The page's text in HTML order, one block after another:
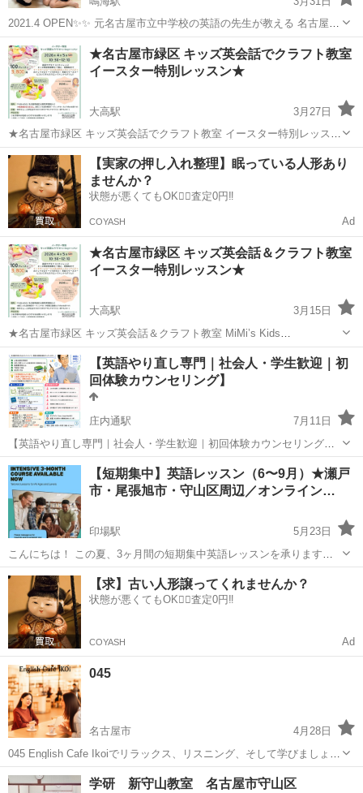
2021.4 OPEN✨✨ 元名古屋市立中学校の英語の先生が教える 名古屋市
緑区のアットホームな英語教室 I's ENGLISH HOUSE です🏡 ＝＝＝＝
＝＝＝＝ 【現在募集中📣】 ⁡・中学生...
愛知 名古屋市 鳴海駅 英語/基礎英語 英語教室
★名古屋市緑区 キッズ英会話でクラフト教室
イースター特別レッスン★
大高駅
3月27日
★名古屋市緑区 キッズ英会話でクラフト教室 イースター特別レッスン
★ この春、名古屋市緑区こども造形教室ダ・ヴィンチ内にて開講！ キ
ッズ英会話＆クラフト教室MiMi’s Kids English&Craftのイースター...
愛知 名古屋市 大高駅 英語/基礎英語
【実家の押し入れ整理】眠っている人形あり
ませんか？
状態が悪くてもOK🙆‍♀️査定0円‼️
COYASH Ad
★名古屋市緑区 キッズ英会話＆クラフト教室
イースター特別レッスン★
大高駅
3月15日
★名古屋市緑区 キッズ英会話＆クラフト教室 MiMi’s Kids
English&Craft★ 名古屋市緑区こども造形教室ダ・ヴィンチ内にて開
講！ キッズ英会話＆クラフト教室MiMi’s Kids English&C...
愛知 名古屋市 大高駅 英語/基礎英語 クラフト
【英語やり直し専門｜社会人・学生歓迎｜初
回体験カウンセリング】
庄内通駅
7月11日
【英語やり直し専門｜社会人・学生歓迎｜初回体験カウンセリング】
こんにちは。英語講師の中村仁之（ひとし）です。 名古屋市内または
オンラインで、英語の個別指導を行っています。 ✔ 上智大英文学科卒
✔ UCL ...
愛知 名古屋市 庄内通駅 英語/基礎英語
【短期集中】英語レッスン（6〜9月）★瀬戸
市・尾張旭市・守山区周辺／オンライン…
印場駅
5月23日
こんにちは！ この夏、3ヶ月間の短期集中英語レッスンを承ります。
お子様〜大人の方まで歓迎！目的やレベルに合わせて丁寧に指導いた
します。 【対応エリア】 瀬戸市・尾張旭市・名古屋市守山区 近辺 ※
オンライン...
愛知 名古屋市 印場駅 英語/基礎英語 オンライン
【求】古い人形譲ってくれませんか？
状態が悪くてもOK🙆‍♀️査定0円‼️
COYASH Ad
045
名古屋市
4月28日
045 English Cafe Ikoiでリラックス、リスニング、そして学びましょう
English Cafe Ikoiでは、音楽が流れる居心地の良い空間で、英語学習を
お楽しみいただけます。AriaやVidaといっ...
愛知 名古屋市 英語/基礎英語 英文法
学研 新守山教室 名古屋市守山区